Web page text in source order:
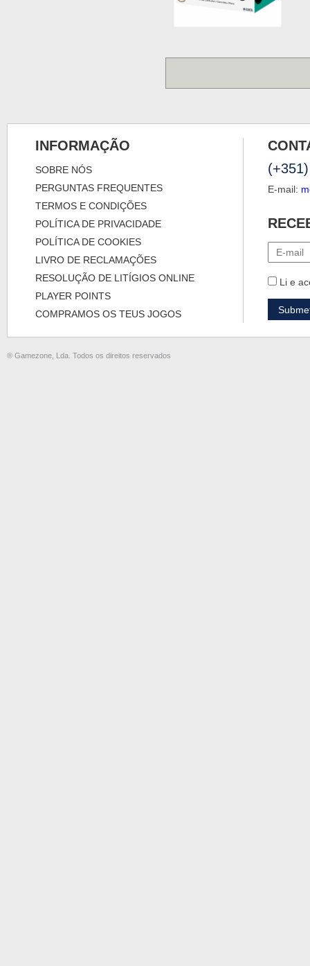
INFORMAÇÃO
SOBRE NÓS
PERGUNTAS FREQUENTES
TERMOS E CONDIÇÕES
POLÍTICA DE PRIVACIDADE
POLÍTICA DE COOKIES
LIVRO DE RECLAMAÇÕES
RESOLUÇÃO DE LITÍGIOS ONLINE
PLAYER POINTS
COMPRAMOS OS TEUS JOGOS
E-mail:
Li e
® Gamezone, Lda. Todos os direitos reservados